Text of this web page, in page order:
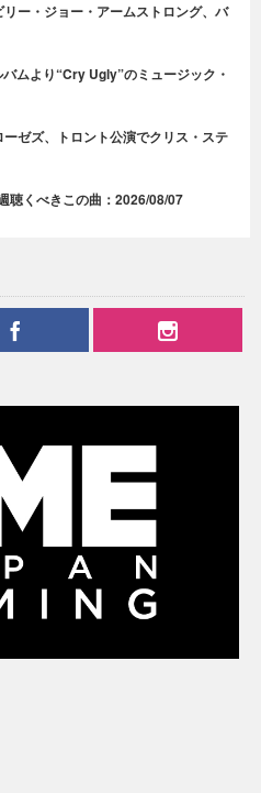
ー・ジョー・アームストロング、バ
ムより“Cry Ugly”のミュージック・
ゼズ、トロント公演でクリス・ステ
聴くべきこの曲：2026/08/07